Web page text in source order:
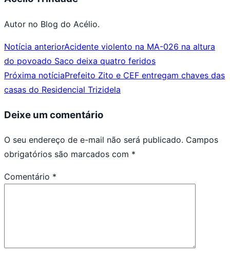
Autor no Blog do Acélio.
Notícia anteriorAcidente violento na MA-026 na altura
do povoado Saco deixa quatro feridos
Próxima notíciaPrefeito Zito e CEF entregam chaves das
casas do Residencial Trizidela
Deixe um comentário
O seu endereço de e-mail não será publicado. Campos
obrigatórios são marcados com *
Comentário *